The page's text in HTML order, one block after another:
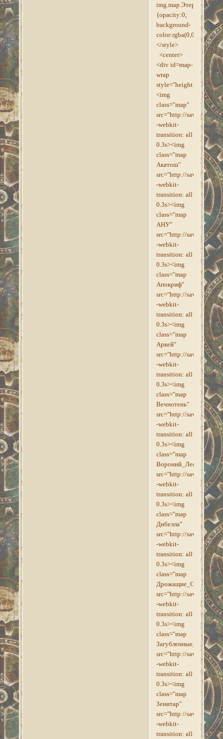
img.map.Этериус
{opacity:0;
background-
color:rgba(0,0,0,0);}
</style>
<center>
<div id=map-
wrap
<img
class="map"
src="http://savepic.su/
-webkit-
transition: all
0.3s><img
class="map
Акатош"
src="http://savepic.su/
-webkit-
transition: all
0.3s><img
class="map
АНУ"
src="http://savepic.su/
-webkit-
transition: all
0.3s><img
class="map
Апокриф"
src="http://savepic.su/
-webkit-
transition: all
0.3s><img
class="map
Аркей"
src="http://savepic.org/
-webkit-
transition: all
0.3s><img
class="map
Вечнотень"
src="http://savepic.org/
-webkit-
transition: all
0.3s><img
class="map
Вороний_Лес"
src="http://savepic.org/
-webkit-
transition: all
0.3s><img
class="map
Дибелла"
src="http://savepic.su/
-webkit-
transition: all
0.3s><img
class="map
Дрожащие_Острова"
src="http://savepic.org/
-webkit-
transition: all
0.3s><img
class="map
Загубленные_Бездны"
src="http://savepic.org/
-webkit-
transition: all
0.3s><img
class="map
Зенитар"
src="http://savepic.org/
-webkit-
transition: all